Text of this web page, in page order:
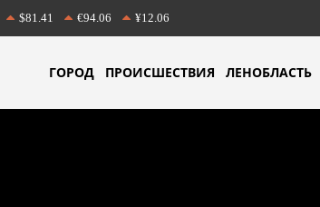
$81.41 €94.06 ¥12.06
ГОРОД ПРОИСШЕСТВИЯ ЛЕНОБЛАСТЬ